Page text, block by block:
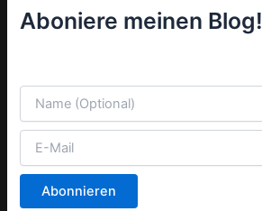
Aboniere meinen Blog!